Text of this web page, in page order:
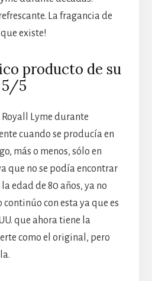
La fragancia de
existe!
producto de su
5/5
Lyme durante
cuando se producía en
más o menos, sólo en
que no se podía encontrar
edad de 80 años, ya no
continúo con esta ya que es
que ahora tiene la
como el original, pero